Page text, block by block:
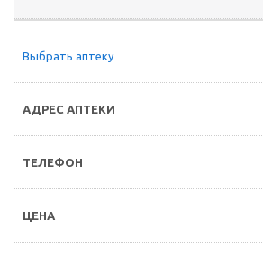
Выбрать аптеку